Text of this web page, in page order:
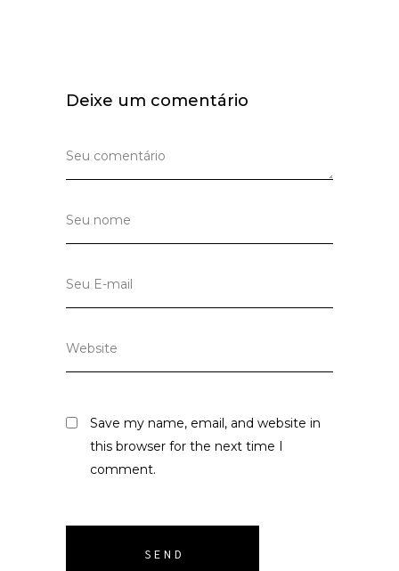
Deixe um comentário
Save my name, email, and website in
this browser for the next time I
comment.
SEND